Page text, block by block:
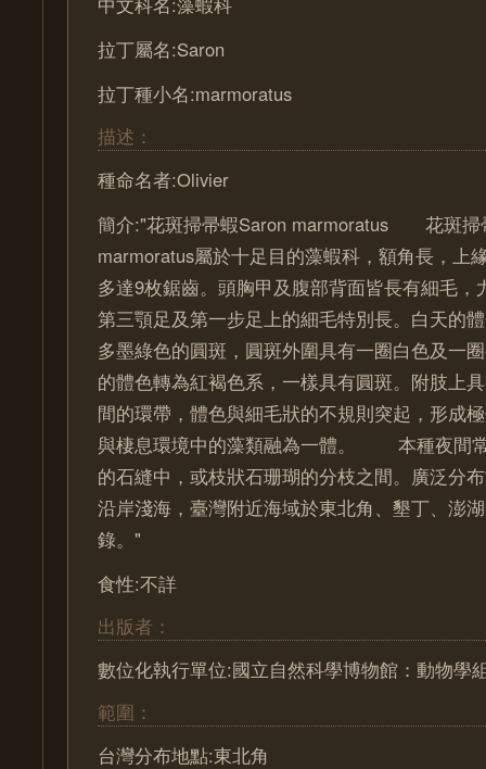
拉丁屬名:Saron
拉丁種小名:marmoratus
描述：
種命名者:Olivier
簡介:"花斑掃帚蝦Saron marmoratus 花斑掃
marmoratus屬於十足目的藻蝦科，額角長，上
多達9枚鋸齒。頭胸甲及腹部背面皆長有細毛，
第三顎足及第一步足上的細毛特別長。白天的
多墨綠色的圓斑，圓斑外圍具有一圈白色及一
的體色轉為紅褐色系，一樣具有圓斑。附肢上
間的環帶，體色與細毛狀的不規則突起，形成
與棲息環境中的藻類融為一體。 本種夜間
的石縫中，或枝狀石珊瑚的分枝之間。廣泛分
沿岸淺海，臺灣附近海域於東北角、墾丁、澎
錄。"
食性:不詳
出版者：
數位化執行單位:國立自然科學博物館：動物學
範圍：
台灣分布地點:東北角